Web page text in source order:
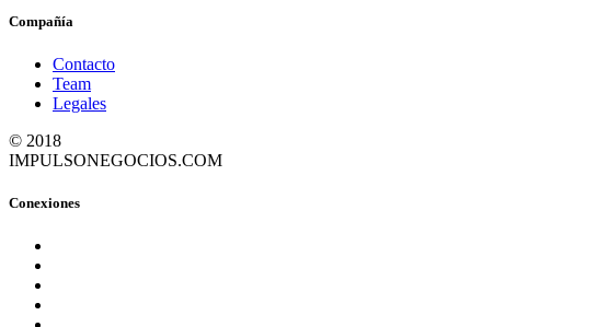
Compañía
Contacto
Team
Legales
© 2018
IMPULSONEGOCIOS.COM
Conexiones